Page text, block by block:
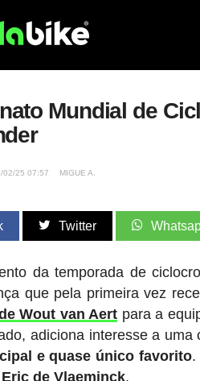
Mundial de
02/25 07:57 MIGUE A.
Twitter
da temporada de
que pela primeira vez
Wout van Aert para a
adiciona interesse a uma
e quase único favorito.
de Vlaeminck.